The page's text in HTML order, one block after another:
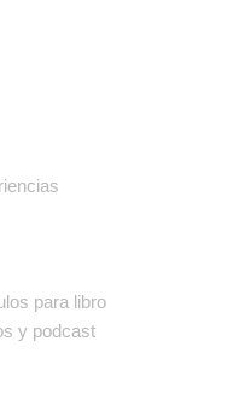
para libro
y podcast